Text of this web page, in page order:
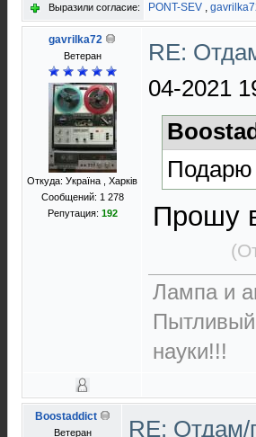
Выразили согласие: PONT-SEV ,
gavrilka72
Ветеран
Откуда: Україна , Харків
Сообщений: 1 278
Репутация: 192
RE:
04-2021
Прошу
Лампа и
Пытливый
науки!!!
Boostaddict
Ветеран
RE: Отдам/